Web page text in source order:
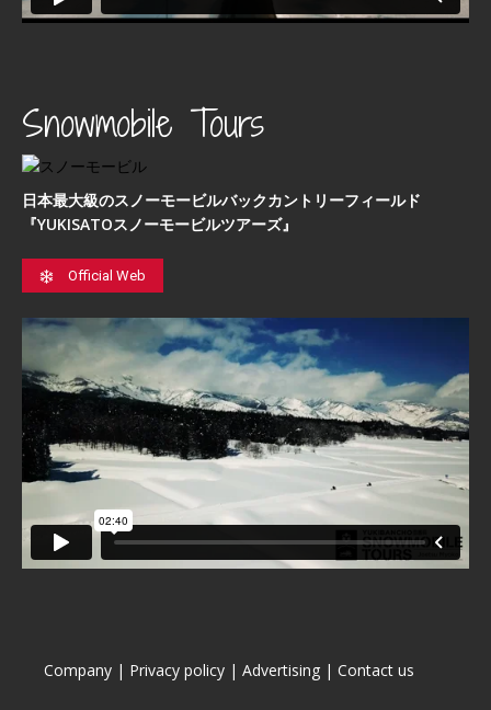
Snowmobile Tours
日本最⼤級のスノーモービルバックカントリーフィールド
『YUKISATOスノーモービルツアーズ』
Official Web
Company | Privacy policy | Advertising | Contact us